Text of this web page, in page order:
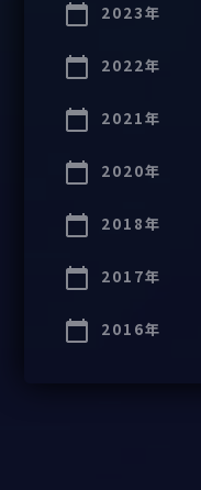
2023年
2022年
2021年
2020年
2018年
2017年
2016年